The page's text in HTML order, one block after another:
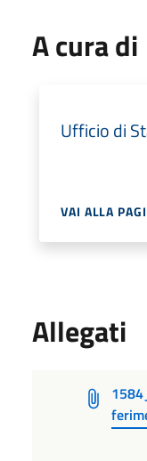
A cura di
Ufficio di
VAI ALLA
Allegati